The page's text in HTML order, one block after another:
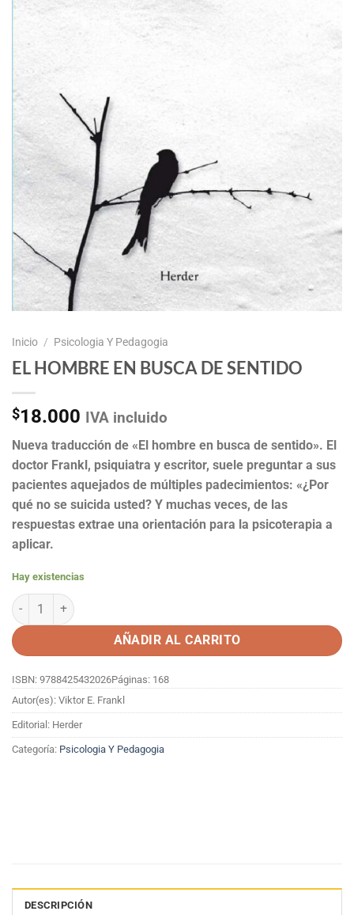
Inicio / Psicologia Y Pedagogia
EL HOMBRE EN BUSCA DE SENTIDO
$18.000 IVA incluido
Nueva traducción de «El hombre en busca de sentido». El
doctor Frankl, psiquiatra y escritor, suele preguntar a sus
pacientes aquejados de múltiples padecimientos: «¿Por
qué no se suicida usted? Y muchas veces, de las
respuestas extrae una orientación para la psicoterapia a
aplicar.
Hay existencias
EL HOMBRE EN BUSCA DE SENTIDO cantidad
AÑADIR AL CARRITO
ISBN: 9788425432026Páginas: 168
Autor(es): Viktor E. Frankl
Editorial: Herder
Categoría: Psicologia Y Pedagogia
DESCRIPCIÓN